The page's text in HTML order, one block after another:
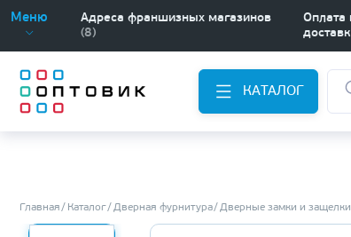
Меню
Адреса франшизных магазинов
(8)
Оплата
КАТАЛОГ
Главная Каталог Дверная фурнитура Дверные замки и защелки